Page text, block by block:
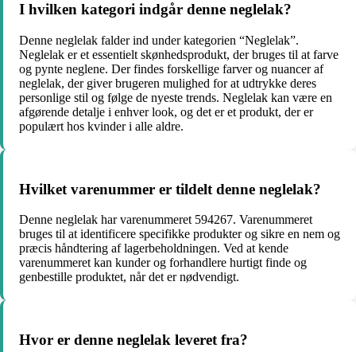
I hvilken kategori indgår denne neglelak?
Denne neglelak falder ind under kategorien “Neglelak”.
Neglelak er et essentielt skønhedsprodukt, der bruges til at farve
og pynte neglene. Der findes forskellige farver og nuancer af
neglelak, der giver brugeren mulighed for at udtrykke deres
personlige stil og følge de nyeste trends. Neglelak kan være en
afgørende detalje i enhver look, og det er et produkt, der er
populært hos kvinder i alle aldre.
Hvilket varenummer er tildelt denne neglelak?
Denne neglelak har varenummeret 594267. Varenummeret
bruges til at identificere specifikke produkter og sikre en nem og
præcis håndtering af lagerbeholdningen. Ved at kende
varenummeret kan kunder og forhandlere hurtigt finde og
genbestille produktet, når det er nødvendigt.
Hvor er denne neglelak leveret fra?